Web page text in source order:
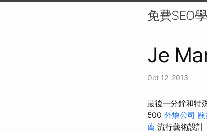
免費SEO
Je
Oct 12, 2013
最後一分鐘和特
500 外燴公司
薦 流行藝術設計